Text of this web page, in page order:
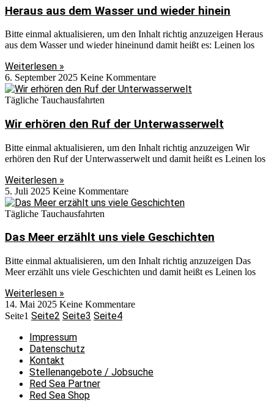
Heraus aus dem Wasser und wieder hinein
Bitte einmal aktualisieren, um den Inhalt richtig anzuzeigen Heraus
aus dem Wasser und wieder hineinund damit heißt es: Leinen los
Weiterlesen »
6. September 2025 Keine Kommentare
Tägliche Tauchausfahrten
Wir erhören den Ruf der Unterwasserwelt
Bitte einmal aktualisieren, um den Inhalt richtig anzuzeigen Wir
erhören den Ruf der Unterwasserwelt und damit heißt es Leinen los
Weiterlesen »
5. Juli 2025 Keine Kommentare
Tägliche Tauchausfahrten
Das Meer erzählt uns viele Geschichten
Bitte einmal aktualisieren, um den Inhalt richtig anzuzeigen Das
Meer erzählt uns viele Geschichten und damit heißt es Leinen los
Weiterlesen »
14. Mai 2025 Keine Kommentare
Seite1 Seite2 Seite3 Seite4
Impressum
Datenschutz
Kontakt
Stellenangebote / Jobsuche
Red Sea Partner
Red Sea Shop